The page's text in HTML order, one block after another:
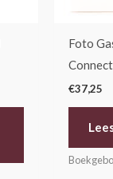
Foto
€37,25